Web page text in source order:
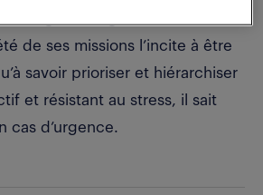
de ses missions l’incite à être
savoir prioriser et hiérarchiser
et résistant au stress, il sait
cas d’urgence.